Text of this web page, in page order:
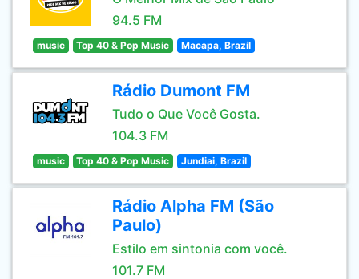
94.5 FM
music Top 40 & Pop Music Macapa, Brazil
Rádio Dumont FM
Tudo o Que Você Gosta.
104.3 FM
music Top 40 & Pop Music Jundiai, Brazil
Rádio Alpha FM (São
Paulo)
Estilo em sintonia com você.
101.7 FM